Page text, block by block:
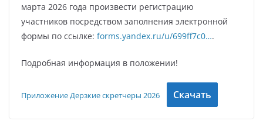
марта 2026 года произвести регистрацию
участников посредством заполнения электронной
формы по ссылке: forms.yandex.ru/u/699ff7c0….
Подробная информация в положении!
Приложение Дерзкие скретчеры 2026 Скачать